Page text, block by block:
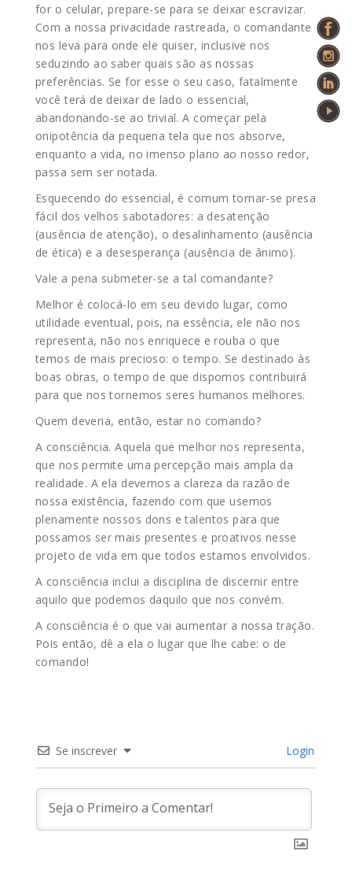
for o celular, prepare-se para se deixar escravizar.
Com a nossa privacidade rastreada, o comandante
nos leva para onde ele quiser, inclusive nos
seduzindo ao saber quais são as nossas
preferências. Se for esse o seu caso, fatalmente
você terá de deixar de lado o essencial,
abandonando-se ao trivial. A começar pela
onipotência da pequena tela que nos absorve,
enquanto a vida, no imenso plano ao nosso redor,
passa sem ser notada.
Esquecendo do essencial, é comum tornar-se presa
fácil dos velhos sabotadores: a desatenção
(ausência de atenção), o desalinhamento (ausência
de ética) e a desesperança (ausência de ânimo).
Vale a pena submeter-se a tal comandante?
Melhor é colocá-lo em seu devido lugar, como
utilidade eventual, pois, na essência, ele não nos
representa, não nos enriquece e rouba o que
temos de mais precioso: o tempo. Se destinado às
boas obras, o tempo de que dispomos contribuirá
para que nos tornemos seres humanos melhores.
Quem deveria, então, estar no comando?
A consciência. Aquela que melhor nos representa,
que nos permite uma percepção mais ampla da
realidade. A ela devemos a clareza da razão de
nossa existência, fazendo com que usemos
plenamente nossos dons e talentos para que
possamos ser mais presentes e proativos nesse
projeto de vida em que todos estamos envolvidos.
A consciência inclui a disciplina de discernir entre
aquilo que podemos daquilo que nos convém.
A consciência é o que vai aumentar a nossa tração.
Pois então, dê a ela o lugar que lhe cabe: o de
comando!
Se inscrever Login